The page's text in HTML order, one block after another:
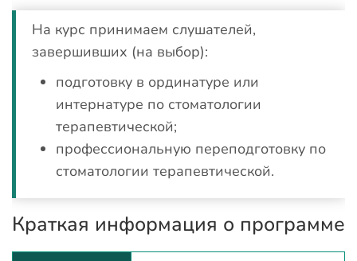
На курс принимаем слушателей,
завершивших (на выбор):
подготовку в ординатуре или
интернатуре по стоматологии
терапевтической;
профессиональную переподготовку по
стоматологии терапевтической.
Краткая информация о программе